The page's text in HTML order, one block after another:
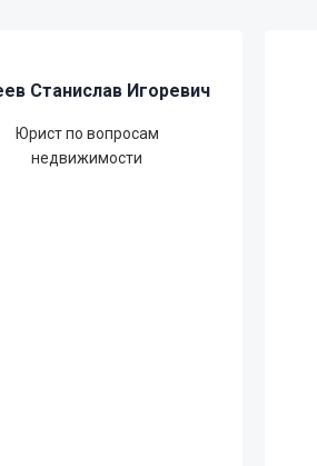
Станислав Игоревич
Юрист по вопросам
недвижимости